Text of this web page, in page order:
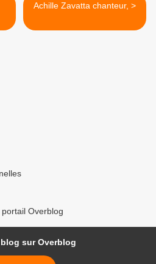
Achille Zavatta chanteur, >
Overblog
sur Overblog